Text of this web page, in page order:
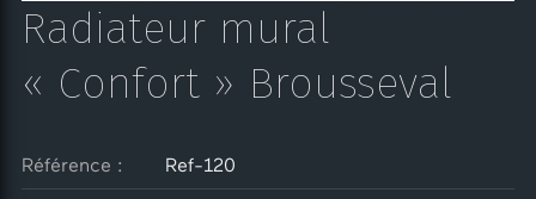
Radiateur mural
« Confort » Brousseval
Référence : Ref-120